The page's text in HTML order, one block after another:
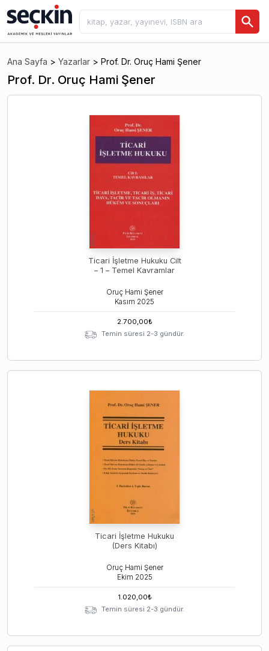
Ana Sayfa > Yazarlar > Prof. Dr. Oruç Hami Şener
Prof. Dr. Oruç Hami Şener
Ticari İşletme Hukuku Cilt
– 1 – Temel Kavramlar
Oruç Hami Şener
Kasım 2025
2.700,00₺
Temin süresi 2-3 gündür.
Ticari İşletme Hukuku
(Ders Kitabı)
Oruç Hami Şener
Ekim 2025
1.020,00₺
Temin süresi 2-3 gündür.